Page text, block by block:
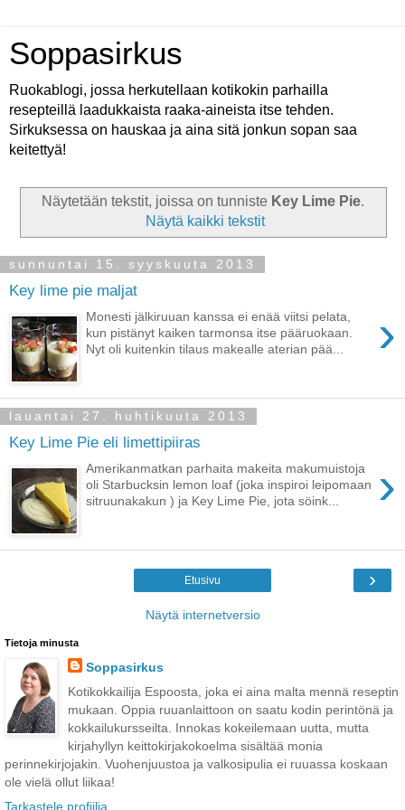
Soppasirkus
Ruokablogi, jossa herkutellaan kotikokin parhailla
resepteillä laadukkaista raaka-aineista itse tehden.
Sirkuksessa on hauskaa ja aina sitä jonkun sopan saa
keitettyä!
Näytetään tekstit, joissa on tunniste Key Lime Pie.
Näytä kaikki tekstit
sunnuntai 15. syyskuuta 2013
Key lime pie maljat
›
Monesti jälkiruuan kanssa ei enää viitsi pelata,
kun pistänyt kaiken tarmonsa itse pääruokaan.
Nyt oli kuitenkin tilaus makealle aterian pää...
lauantai 27. huhtikuuta 2013
Key Lime Pie eli limettipiiras
›
Amerikanmatkan parhaita makeita makumuistoja
oli Starbucksin lemon loaf (joka inspiroi leipomaan
sitruunakakun ) ja Key Lime Pie, jota söink...
›
Etusivu
Näytä internetversio
Tietoja minusta
Soppasirkus
Kotikokkailija Espoosta, joka ei aina malta mennä reseptin
mukaan. Oppia ruuanlaittoon on saatu kodin perintönä ja
kokkailukursseilta. Innokas kokeilemaan uutta, mutta
kirjahyllyn keittokirjakokoelma sisältää monia
perinnekirjojakin. Vuohenjuustoa ja valkosipulia ei ruuassa koskaan
ole vielä ollut liikaa!
Tarkastele profiilia